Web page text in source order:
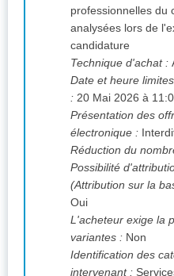
professionnelles du
analysées lors de
candidature
Technique d'achat :
Date et heure
: 20 Mai 2026 à
Présentation des
électronique :
Réduction du
Possibilité
Oui
L'acheteur exige la
variantes : Non
Identification des
intervenant :